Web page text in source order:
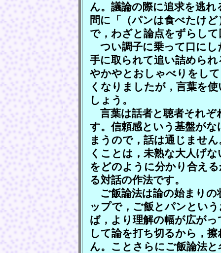
ん。議論の際に追求を逃
問に「（パンは食べたけ
で，わざと論点をずらし
つい調子に乗って口にし
手に取られて追い詰めら
やかやとおしゃべりをし
くなりましたが，言葉を
しょう。
言葉は話者と聴者それぞ
す。信頼感という基盤が
まうので，話は通じませ
くことは，未熟な大人げ
をどのように分かり合え
る対話の作法です。
ご飯論法は論の始まりの
ップで，ご飯とパンとい
ば，より理解の幅が広が
して論を打ち切るから，
ん。ことさらにご飯論法